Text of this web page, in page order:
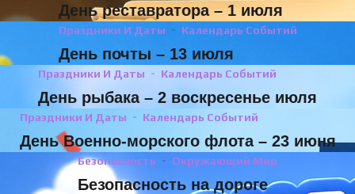
День реставратора – 1 июля
Праздники И Даты Календарь Событий
День почты – 13 июля
Праздники И Даты Календарь Событий
День рыбака – 2 воскресенье июля
Праздники И Даты Календарь Событий
День Военно-морского флота – 23 июня
Безопасность Окружающий Мир
Безопасность на дороге